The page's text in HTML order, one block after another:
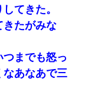
てきた。
きたがみな
までも怒っ
なあなあで三